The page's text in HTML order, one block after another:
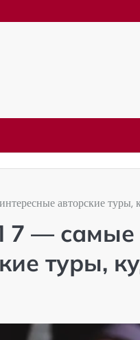
авторские туры,
— самые
туры,